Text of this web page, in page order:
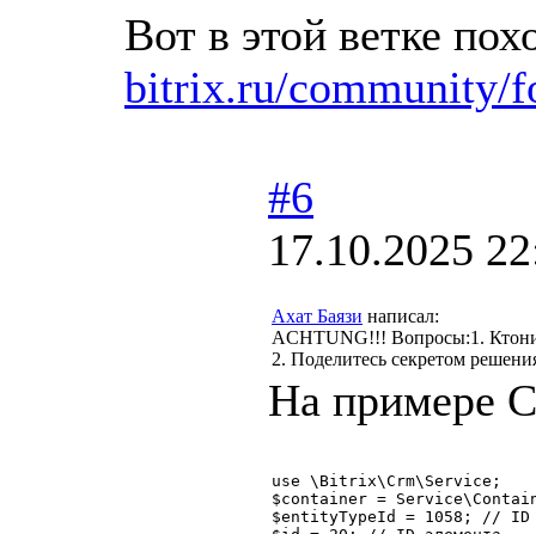
Вот в этой ветке
bitrix.ru/community/
#6
17.10.2025
Ахат Баязи написал:
ACHTUNG!!! Вопросы:1.
2. Поделитесь секретом
На примере
use \Bitrix\Crm\Service;
$container =
$entityTypeId = 1058; // ID